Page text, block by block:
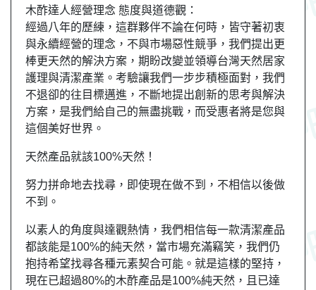
木酢達人經營理念 態度與道德觀：
經過八年的歷練，這群夥伴不論在何時，皆守著初衷
與永續經營的理念，不與市場惡性競爭，我們提出更
棒更天然的解決方案，期盼改變並領導台灣天然居家
護理與清潔產業。考驗讓我們一步步積極面對，我們
不退卻的往目標邁進，不斷地提出創新的思考與解決
方案，是我們給自己的無盡挑戰，而受惠者將是您與
這個美好世界。
天然產品就該100%天然！
努力拼命地去找尋，即使現在做不到，不相信以後做
不到。
以素人的角度與達觀熱情，我們相信每一款清潔產品
都該能是100%的純天然，當市場充滿竊笑，我們仍
抱持希望找尋各種元素契合可能。就是這樣的堅持，
現在已超過80%的木酢產品是100%純天然，且已達